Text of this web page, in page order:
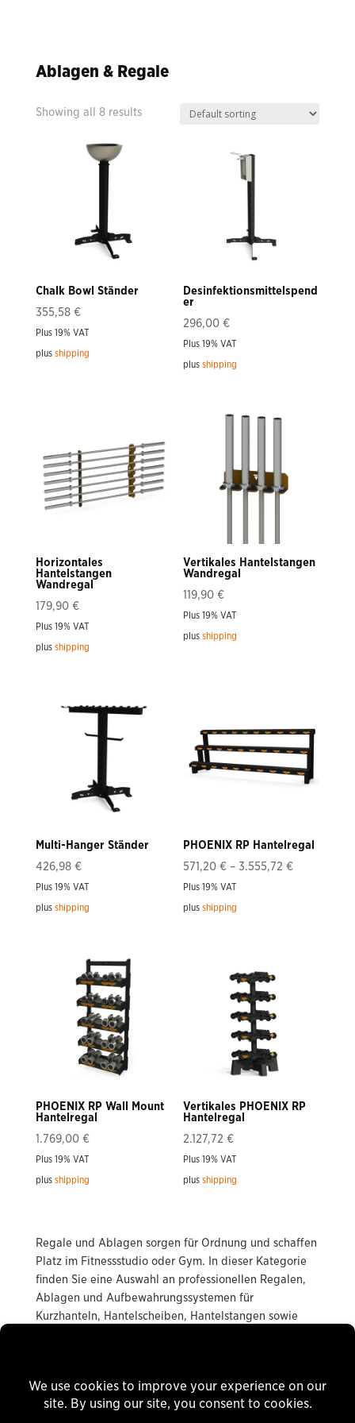
Ablagen & Regale
Showing all 8 results
Chalk Bowl Ständer
355,58 €
Plus 19% VAT
plus shipping
Desinfektionsmittelspend
er
296,00€
Plus 19% VAT
plusshipping
Horizontales
Hantelstangen
Wandregal
179,90 €
Plus 19% VAT
plus shipping
Vertikales Hantelstangen
Wandregal
119,90€
Plus 19% VAT
plusshipping
Multi-Hanger Ständer
426,98 €
Plus 19% VAT
plus shipping
PHOENIX RP Hantelregal
571,20€ – 3.555,72€Price
Plus 19% VAT
plusshipping
PHOENIX RP Wall Mount
Hantelregal
1.769,00 €
Plus 19% VAT
plus shipping
Vertikales PHOENIX RP
Hantelregal
2.127,72€
Plus 19% VAT
plusshipping
Regale und Ablagen sorgen für Ordnung und schaffen
Platz im Fitnessstudio oder Gym. In dieser Kategorie
finden Sie eine Auswahl an professionellen Regalen,
Ablagen und Aufbewahrungssystemen für
Kurzhanteln, Hantelscheiben, Hantelstangen sowie